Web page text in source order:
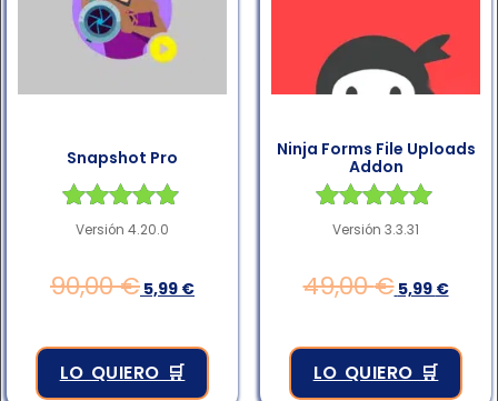
Snapshot Pro
Valorado en
de 5
Versión 4.20.0
90,00€ 5,99 €
LO QUIERO 🛒
Ninja Forms File Uploads
Addon
Valorado en
de 5
Versión 3.3.31
49,00€ 5,99 €
LO QUIERO 🛒